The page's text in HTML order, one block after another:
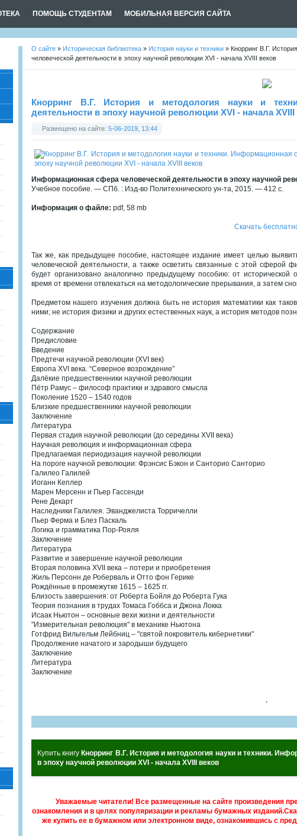
ПОМОЩЬ СТУДЕНТАМ МОБИЛЬНАЯ ВЕРСИЯ САЙТА
О сайте » Историческая библиотека » История науки и техники » Кнорринг В.Г.
человеческой деятельности в эпоху научной революции XVI - начала XVIII веков
Кнорринг В.Г. История и методология науки и
деятельности в эпоху научной революции XVI - начала XVIII
Размещено на сайте: 5-06-2019, 13:44
Информационная сфера человеческой деятельности в эпоху научной
Учебное пособие. — СПб. : Изд-во Политехнического ун-та, 2015. — 412 с.
Информация о файле: pdf, 58 mb
Скачать
Так же, как предыдущее пособие, настоящее издание имеет целью
человеческой деятельности, а также осветить связанные с этой сферой
будет организовано аналогично предыдущему пособию: от
время от времени отвлекаться на методологические прерывания, а затем
Предметом нашего изучения должна быть не история математики как
ними; не история физики и других естественных наук, а история методов
Содержание
Предисловие
Введение
Предтечи научной революции (XVI век)
Европа XVI века. “Северное возрождение”
Далёкие предшественники научной революции
Пётр Рамус – философ практики и здравого смысла
Поколение 1520 – 1540 годов
Близкие предшественники научной революции
Заключение
Литература
Первая стадия научной революции (до середины XVII века)
Научная революция и информационная сфера
Предлагаемая периодизация научной революции
На пороге научной революции: Фрэнсис Бэкон и Санторио Санторио
Галилео Галилей
Иоганн Кеплер
Марен Мерсенн и Пьер Гассенди
Рене Декарт
Наследники Галилея. Эванджелиста Торричелли
Пьер Ферма и Блез Паскаль
Логика и грамматика Пор-Рояля
Заключение
Литература
Развитие и завершение научной революции
Вторая половина XVII века – потери и приобретения
Жиль Персонн де Роберваль и Отто фон Герике
Рождённые в промежутке 1615 – 1625 гг.
Близость завершения: от Роберта Бойля до Роберта Гука
Теория познания в трудах Томаса Гоббса и Джона Локка
Исаак Ньютон – основные вехи жизни и деятельности
"Измерительная революция" в механике Ньютона
Готфрид Вильгельм Лейбниц – "святой покровитель кибернетики"
Продолжение начатого и зародыши будущего
Заключение
Литература
Заключение
,
Купить книгуКнорринг В.Г. История и методология науки и техники.
в эпоху научной революции XVI - начала XVIII веков
Уважаемые читатели! Все размещенные на сайте произведения
ознакомления и в целях популяризации и рекламы бумажных
же купить ее в бумажном или электронном виде, ознакомившись с